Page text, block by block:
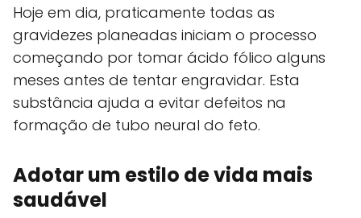
Hoje em dia, praticamente todas as
gravidezes planeadas iniciam o processo
começando por tomar ácido fólico alguns
meses antes de tentar engravidar. Esta
substância ajuda a evitar defeitos na
formação de tubo neural do feto.
Adotar um estilo de vida mais
saudável